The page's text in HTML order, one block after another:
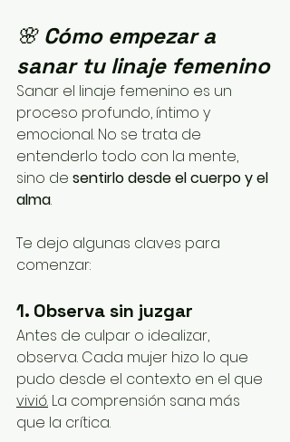
🌸 Cómo empezar a
sanar tu linaje femenino
Sanar el linaje femenino es un
proceso profundo, íntimo y
emocional. No se trata de
entenderlo todo con la mente,
sino de sentirlo desde el cuerpo y el
alma.
Te dejo algunas claves para
comenzar:
1. Observa sin juzgar
Antes de culpar o idealizar,
observa. Cada mujer hizo lo que
pudo desde el contexto en el que
vivió. La comprensión sana más
que la crítica.